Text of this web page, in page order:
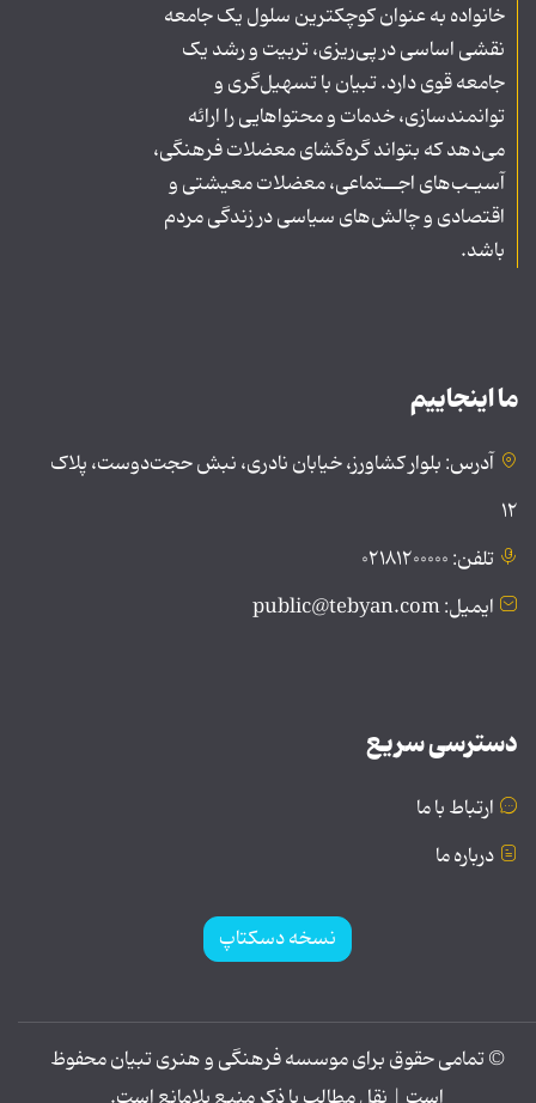
خانواده به عنوان کوچکترین سلول یک جامعه
نقشی اساسی در پی‌ریزی، تربیت و رشد یک
جامعه قوی دارد. تبیان با تسهیل‌گری و
توانمندسازی، خدمات و محتواهایی را ارائه
می‌دهد که بتواند گره‌گشای معضلات فرهنگی،
آسیـب‌های اجــتماعی، معضلات معیشتی و
اقتصادی و چالش‌های سیاسی در زندگی مردم
باشد.
ما اینجاییم
آدرس: بلوار کشاورز، خیابان نادری، نبش حجت‌دوست، پلاک
۱۲
تلفن: ۰۲۱۸۱۲۰۰۰۰۰
ایمیل: public@tebyan.com
دسترسی سریع
ارتباط با ما
درباره ما
نسخه دسکتاپ
© تمامی حقوق برای موسسه فرهنگی و هنری تبیان محفوظ